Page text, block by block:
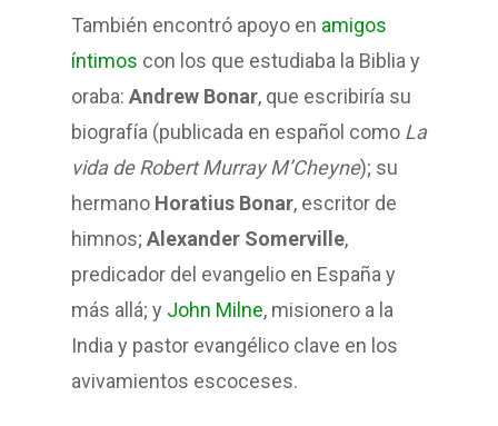
También encontró apoyo en amigos
íntimos con los que estudiaba la Biblia y
oraba: Andrew Bonar, que escribiría su
biografía (publicada en español como La
vida de Robert Murray M’Cheyne); su
hermano Horatius Bonar, escritor de
himnos; Alexander Somerville,
predicador del evangelio en España y
más allá; y John Milne, misionero a la
India y pastor evangélico clave en los
avivamientos escoceses.